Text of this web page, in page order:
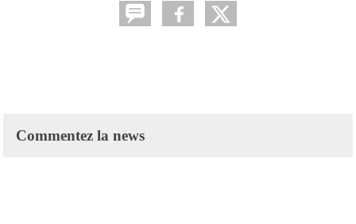
Commentez la news